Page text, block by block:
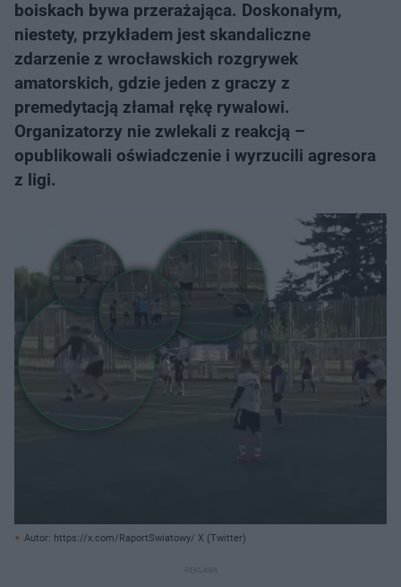
boiskach bywa przerażająca. Doskonałym,
niestety, przykładem jest skandaliczne
zdarzenie z wrocławskich rozgrywek
amatorskich, gdzie jeden z graczy z
premedytacją złamał rękę rywalowi.
Organizatorzy nie zwlekali z reakcją –
opublikowali oświadczenie i wyrzucili agresora
z ligi.
Autor: https://x.com/RaportSwiatowy/ X (Twitter)